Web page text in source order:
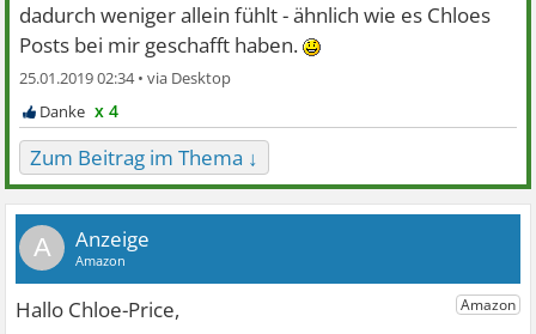
dadurch weniger allein fühlt - ähnlich wie es Chloes
Posts bei mir geschafft haben.
25.01.2019 02:34 •
x 4
Zum Beitrag im Thema ↓
A